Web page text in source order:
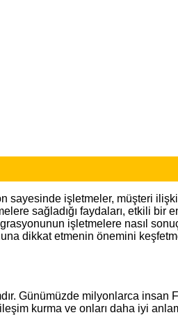
sayesinde işletmeler, müşteri
sağladığı faydaları, etkili bir
işletmelere nasıl
dikkat etmenin önemini
Günümüzde milyonlarca insan
kurma ve onları daha iyi